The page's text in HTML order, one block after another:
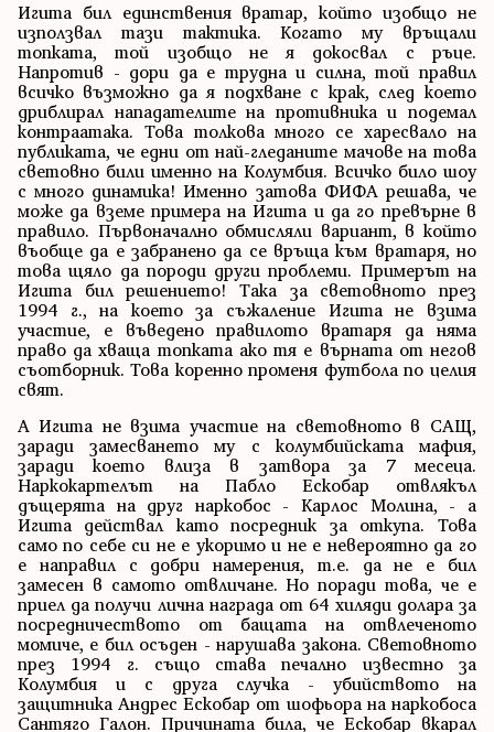
Игита бил единствения вратар, който изобщо не
използвал тази тактика. Когато му връщали
топката, той изобщо не я докосвал с ръце.
Напротив - дори да е трудна и силна, той правил
всичко възможно да я подхване с крак, след което
дриблирал нападателите на противника и подемал
контраатака. Това толкова много се харесвало на
публиката, че едни от най-гледаните мачове на това
световно били именно на Колумбия. Всичко било шоу
с много динамика! Именно затова ФИФА решава, че
може да вземе примера на Игита и да го превърне в
правило. Първоначално обмисляли вариант, в който
въобще да е забранено да се връща към вратаря, но
това щяло да породи други проблеми. Примерът на
Игита бил решението! Така за световното през
1994 г., на което за съжаление Игита не взима
участие, е въведено правилото вратаря да няма
право да хваща топката ако тя е върната от негов
съотборник. Това коренно променя футбола по целия
свят.
А Игита не взима участие на световното в САЩ,
заради замесването му с колумбийската мафия,
заради което влиза в затвора за 7 месеца.
Наркокартелът на Пабло Ескобар отвлякъл
дъщерята на друг наркобос - Карлос Молина, - а
Игита действал като посредник за откупа. Това
само по себе си не е укоримо и не е невероятно да го
е направил с добри намерения, т.е. да не е бил
замесен в самото отвличане. Но поради това, че е
приел да получи лична награда от 64 хиляди долара за
посредничеството от бащата на отвлеченото
момиче, е бил осъден - нарушава закона. Световното
през 1994 г. също става печално известно за
Колумбия и с друга случка - убийството на
защитника Андрес Ескобар от шофьора на наркобоса
Сантяго Галон. Причината била, че Ескобар вкарал